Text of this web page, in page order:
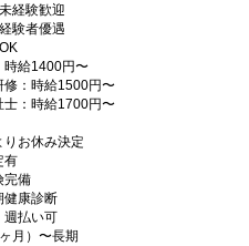
経験歓迎
験者優遇
時給1400円〜
修：時給1500円〜
士：時給1700円〜
りお休み決定
有
備
康診断
払い可
月）〜長期